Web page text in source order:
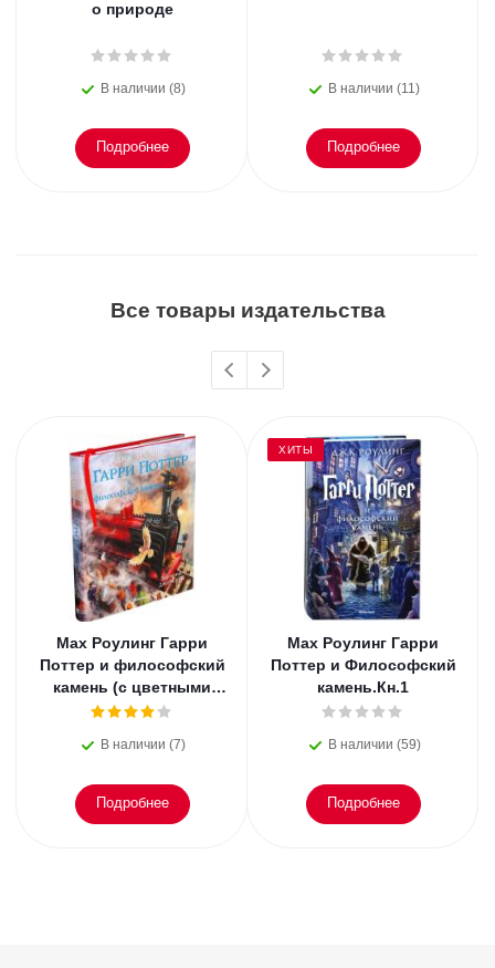
о природе
В наличии (8)
Подробнее
В наличии (11)
Подробнее
Все товары издательства
Мах Роулинг Гарри
Поттер и философский
камень (с цветными
иллюстрациями).Кн.1
В наличии (7)
Подробнее
ХИТЫ
Мах Роулинг Гарри
Поттер и Философский
камень.Кн.1
В наличии (59)
Подробнее